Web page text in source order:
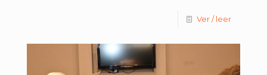
Ver / leer